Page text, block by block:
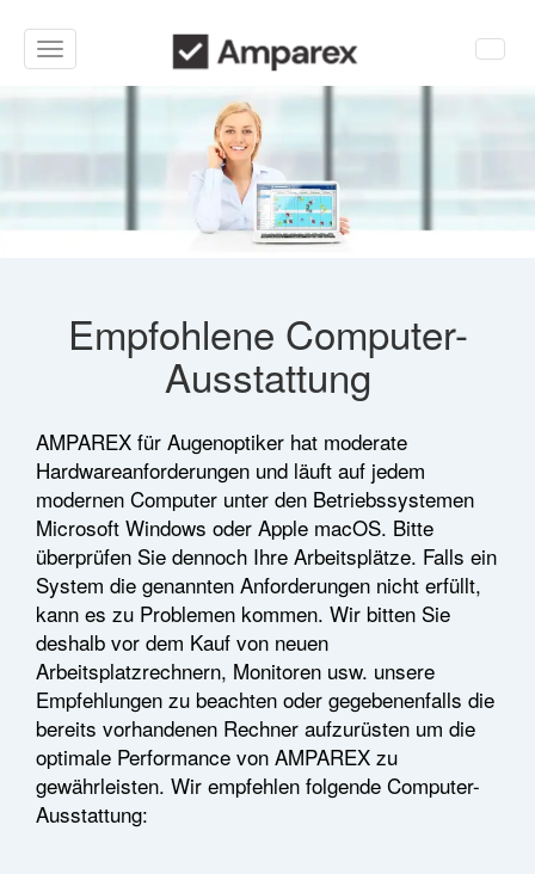
Toggle
navigation
Empfohlene Computer-
Ausstattung
AMPAREX für Augenoptiker hat moderate
Hardwareanforderungen und läuft auf jedem
modernen Computer unter den Betriebssystemen
Microsoft Windows oder Apple macOS. Bitte
überprüfen Sie dennoch Ihre Arbeitsplätze. Falls ein
System die genannten Anforderungen nicht erfüllt,
kann es zu Problemen kommen. Wir bitten Sie
deshalb vor dem Kauf von neuen
Arbeitsplatzrechnern, Monitoren usw. unsere
Empfehlungen zu beachten oder gegebenenfalls die
bereits vorhandenen Rechner aufzurüsten um die
optimale Performance von AMPAREX zu
gewährleisten. Wir empfehlen folgende Computer-
Ausstattung: